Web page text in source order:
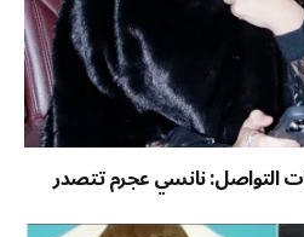
التواصل: نانسي عجرم تتصدر